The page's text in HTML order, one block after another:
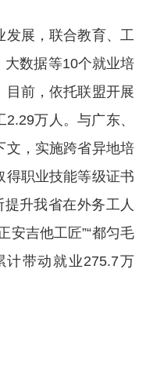
发展，联合教育、工
大数据等10个就业培
目前，依托联盟开展
万人。与广东、
文，实施跨省异地培
得职业技能等级证书
升我省在外务工人
安吉他工匠”“都匀毛
计带动就业275.7万